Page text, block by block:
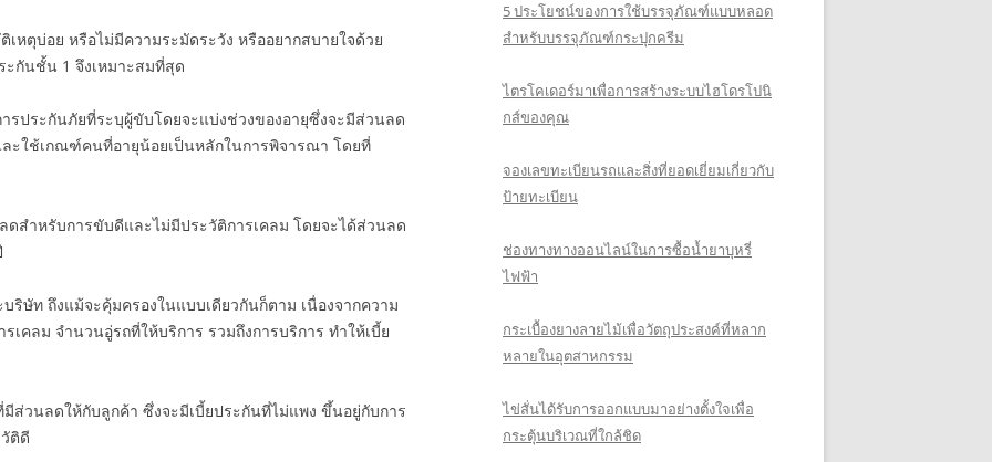
หตุบ่อย หรือไม่มีความระมัดระวัง หรืออยากสบายใจด้วย
กันชั้น 1 จึงเหมาะสมที่สุด
ประกันภัยที่ระบุผู้ขับโดยจะแบ่งช่วงของอายุซึ่งจะมีส่วนลด
ะใช้เกณฑ์คนที่อายุน้อยเป็นหลักในการพิจารณา โดยที่
สำหรับการขับดีและไม่มีประวัติการเคลม โดยจะได้ส่วนลด
ริษัท ถึงแม้จะคุ้มครองในแบบเดียวกันก็ตาม เนื่องจากความ
คลม จำนวนอู่รถที่ให้บริการ รวมถึงการบริการ ทำให้เบี้ย
ส่วนลดให้กับลูกค้า ซึ่งจะมีเบี้ยประกันที่ไม่แพง ขึ้นอยู่กับการ
ติดี
5 ประโยชน์ของการใช้บรรจุภัณฑ์แบบหลอด
สำหรับบรรจุภัณฑ์กระปุกครีม
ไตรโคเดอร์มาเพื่อการสร้างระบบไฮโดรโปนิ
กส์ของคุณ
จองเลขทะเบียนรถและสิ่งที่ยอดเยี่ยมเกี่ยวกับ
ป้ายทะเบียน
ช่องทางทางออนไลน์ในการซื้อน้ำยาบุหรี่
ไฟฟ้า
กระเบื้องยางลายไม้เพื่อวัตถุประสงค์ที่หลาก
หลายในอุตสาหกรรม
ไข่สั่นได้รับการออกแบบมาอย่างตั้งใจเพื่อ
กระตุ้นบริเวณที่ใกล้ชิด